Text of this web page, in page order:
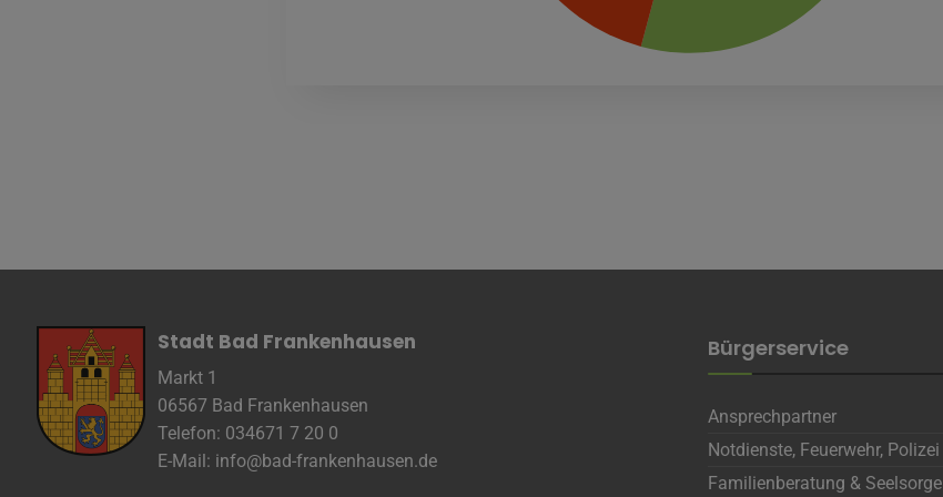
Stadt Bad Frankenhausen
Markt 1
06567 Bad Frankenhausen
Telefon: 034671 7 20 0
E-Mail: info@bad-frankenhausen.de
Bürgerservice
Ansprechpartner
Notdienste, Feuerwehr, Polizei
Familienberatung & Seelsorge
Die Thüringer Agentur Für Fachkräftegewinnung (ThAFF)